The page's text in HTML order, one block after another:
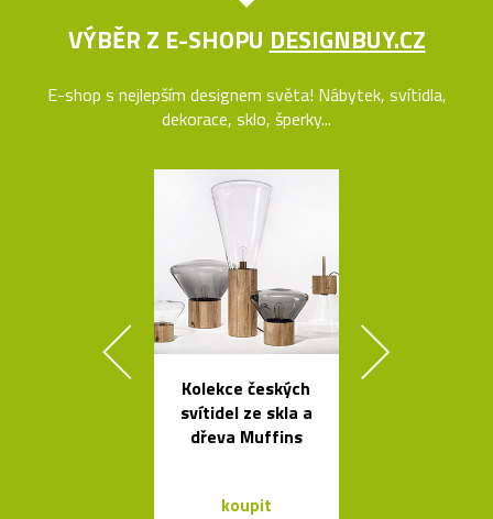
VÝBĚR Z E-SHOPU DESIGNBUY.CZ
E-shop s nejlepším designem světa! Nábytek, svítidla,
dekorace, sklo, šperky...
Kolekce českých
svítidel ze skla a
dřeva Muffins
koupit